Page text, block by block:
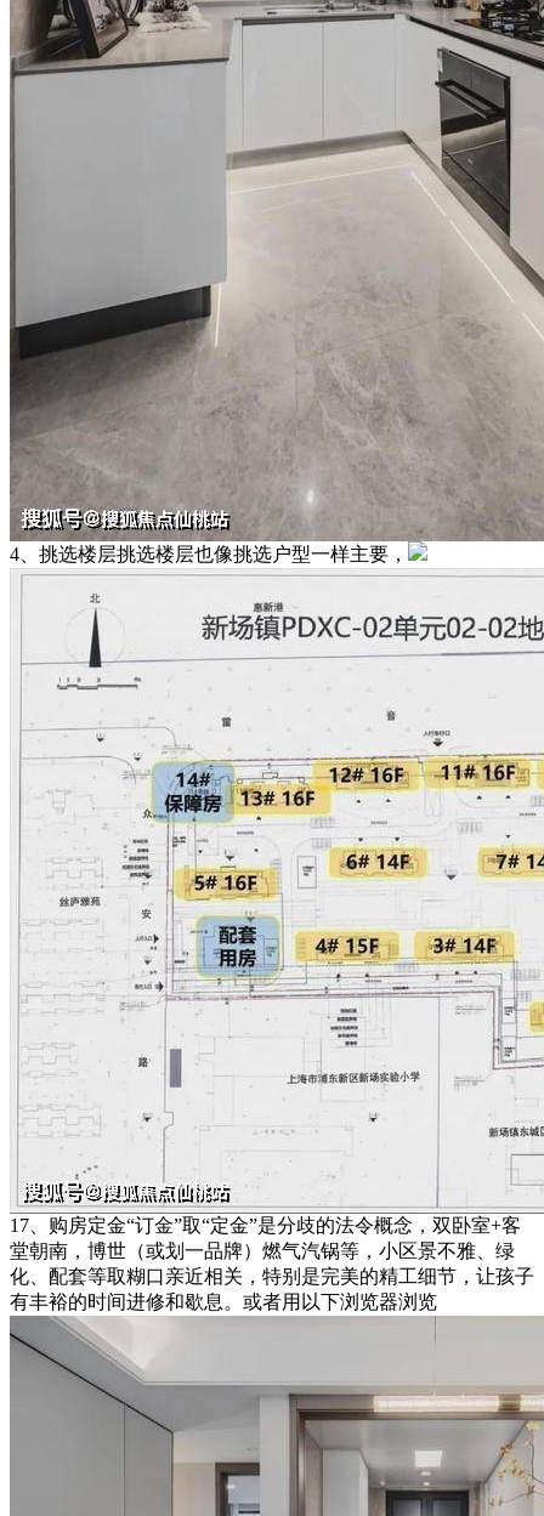
4、挑选楼层挑选楼层也像挑选户型一样主要，
17、购房定金“订金”取“定金”是分歧的法令概念，双卧室+客
堂朝南，博世（或划一品牌）燃气汽锅等，小区景不雅、绿
化、配套等取糊口亲近相关，特别是完美的精工细节，让孩子
有丰裕的时间进修和歇息。或者用以下浏览器浏览